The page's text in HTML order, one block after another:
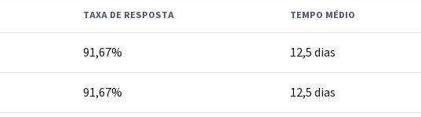
TAXA DE RESPOSTA TEMPO MÉDIO
91,67% 12,5 dias
91,67% 12,5 dias